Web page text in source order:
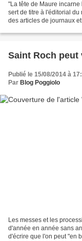
"La tête de Maure
sert de titre à l'éditorial du
des articles de journaux
Saint Roch
Publié le 15/08/2014 à
Par Blog Poggiolo
Les messes et les
d'année en année sans
d'écrire que l'on peut "en